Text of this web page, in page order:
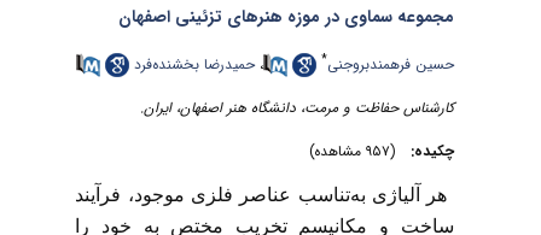
مجموعه سماوی در موزه هنرهای تزئینی اصفهان
حسین فرهمندبروجنی ،حمیدرضا بخشنده‌فرد
کارشناس حفاظت و مرمت، دانشگاه هنر اصفهان، ایران.
چکیده:
هر آلیاژی به‌تناسب عناصر فلزی موجود، فرآیند
ساخت و مکانیسم تخریب مختص به خود را